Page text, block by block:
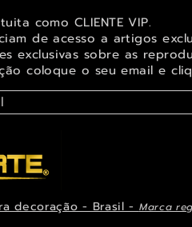
Visualização rápida
Masdevallia shuttleworthii e
Visualização rápida
imagem de Fada Bebê para
Visualização rápida
de Fada e elfo para decorar
como CLIENTE VIP.
de acesso a artigos
exclusivas sobre as
coloque o seu email e
decoração - Brasil - Marca